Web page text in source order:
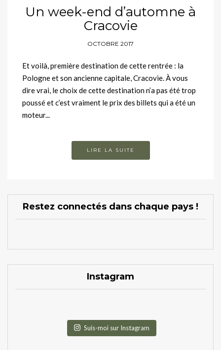
Un week-end d’automne à
Cracovie
OCTOBRE 2017
Et voilà, première destination de cette rentrée : la
Pologne et son ancienne capitale, Cracovie. À vous
dire vrai, le choix de cette destination n’a pas été trop
poussé et c’est vraiment le prix des billets qui a été un
moteur...
LIRE LA SUITE
Restez connectés dans chaque pays !
Instagram
Suis-moi sur Instagram